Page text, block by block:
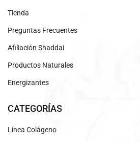
Tienda
Preguntas Frecuentes
Afiliación Shaddai
Productos Naturales
Energizantes
CATEGORÍAS
Línea Colágeno